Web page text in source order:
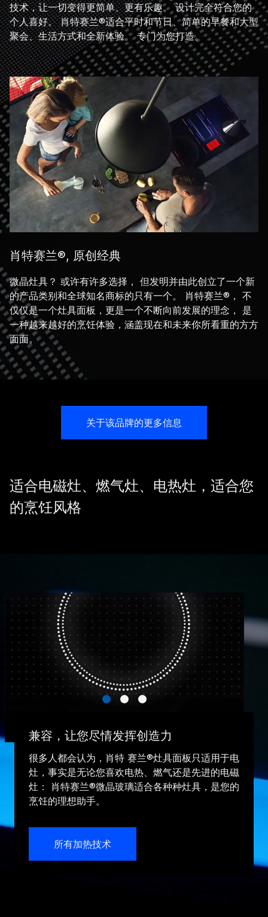
技术，让一切变得更简单、更有乐趣。 设计完全符合您的
个人喜好。 肖特赛兰®适合平时和节日、简单的早餐和大型
聚会、生活方式和全新体验。 专门为您打造。
肖特赛兰®, 原创经典
微晶灶具？ 或许有许多选择， 但发明并由此创立了一个新
的产品类别和全球知名商标的只有一个。 肖特赛兰®， 不
仅仅是一个灶具面板，更是一个不断向前发展的理念， 是
一种越来越好的烹饪体验，涵盖现在和未来你所看重的方方
面面。
关于该品牌的更多信息
适合电磁灶、燃气灶、电热灶，适合您
的烹饪风格
兼容，让您尽情发挥创造力
很多人都会认为，肖特 赛兰®灶具面板只适用于电
灶，事实是无论您喜欢电热、燃气还是先进的电磁
灶： 肖特赛兰®微晶玻璃适合各种种灶具，是您的
烹饪的理想助手。
所有加热技术